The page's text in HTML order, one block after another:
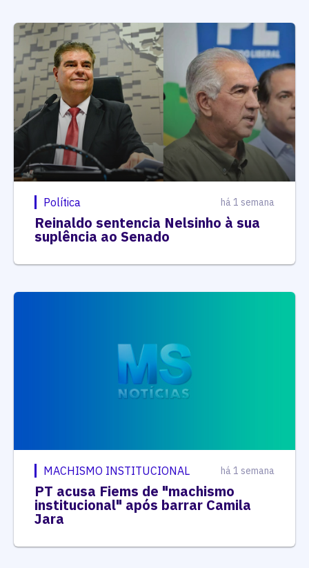
Política há 1 semana
Reinaldo sentencia Nelsinho à sua
suplência ao Senado
MACHISMO INSTITUCIONAL há 1 semana
PT acusa Fiems de "machismo
institucional" após barrar Camila
Jara